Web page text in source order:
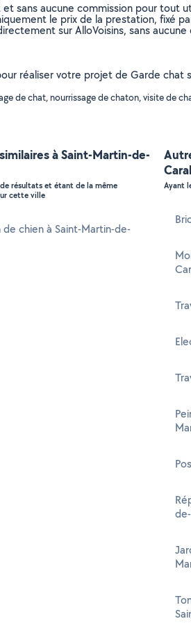
sans aucune commission pour tout
le prix de la prestation, fixé
sur AlloVoisins, sans aucune
réaliser votre projet de Garde chat
de chat, nourrissage de chaton, visite de
à Saint-Martin-de-
résultats et étant de la même
cette ville
de chien à Saint-Martin-de-
Ayant